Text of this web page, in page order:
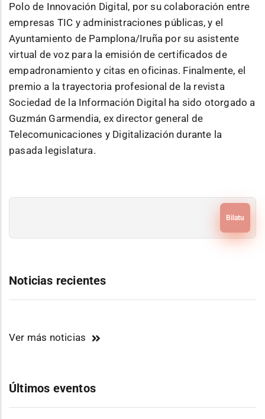
Polo de Innovación Digital, por su colaboración entre
empresas TIC y administraciones públicas, y el
Ayuntamiento de Pamplona/Iruña por su asistente
virtual de voz para la emisión de certificados de
empadronamiento y citas en oficinas. Finalmente, el
premio a la trayectoria profesional de la revista
Sociedad de la Información Digital ha sido otorgado a
Guzmán Garmendia, ex director general de
Telecomunicaciones y Digitalización durante la
pasada legislatura.
Noticias recientes
Ver más noticias
Últimos eventos